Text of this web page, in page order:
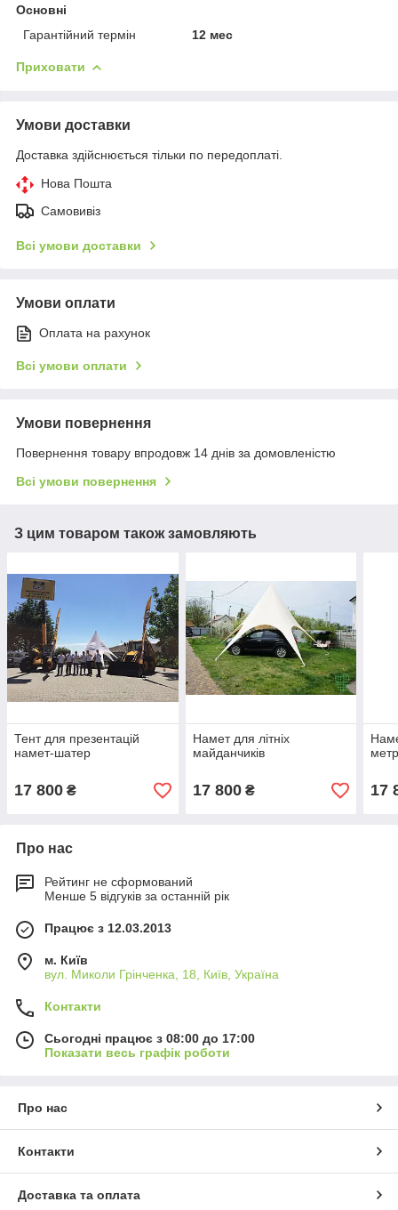
Основні
Гарантійний термін
12 мес
Приховати
Умови доставки
Доставка здійснюється тільки по передоплаті.
Нова Пошта
Самовивіз
Всі умови доставки
Умови оплати
Оплата на рахунок
Всі умови оплати
Умови повернення
Повернення товару впродовж 14 днів за домовленістю
Всі умови повернення
З цим товаром також замовляють
Тент для презентацій
намет-шатер
17 800 ₴
Намет для літніх
майданчиків
17 800₴ 17
Про нас
Рейтинг не сформований
Менше 5 відгуків за останній рік
Працює з 12.03.2013
м. Київ
вул. Миколи Грінченка, 18, Київ, Україна
Контакти
Сьогодні працює з 08:00 до 17:00
Показати весь графік роботи
Про нас
Контакти
Доставка та оплата